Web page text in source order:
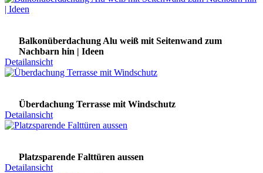
Balkonüberdachung Alu weiß mit Seitenwand zum
Nachbarn hin | Ideen
Detailansicht
Überdachung Terrasse mit Windschutz
Detailansicht
Platzsparende Falttüren aussen
Detailansicht